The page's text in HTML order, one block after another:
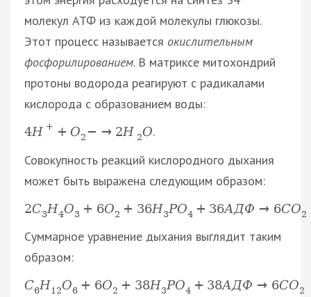
молекул АТФ из каждой молекулы глюкозы.
Этот процесс называется окислительным
фосфорилированием. В матриксе митохондрий
протоны водорода реагируют с радикалами
кислорода с образованием воды:
4H + + O2 − → 2H 2O.
Совокупность реакций кислородного дыхания
может быть выражена следующим образом:
2С3Н4О3 + 6О2 + 36Н3РО4 + 36АДФ → 6СО2
Суммарное уравнение дыхания выглядит таким
образом:
С6Н12О6 + 6О2 + 38Н3РО4 + 38АДФ → 6СО2